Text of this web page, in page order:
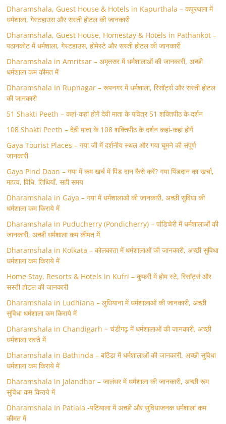
Dharamshala, Guest House & Hotels in Kapurthala – कपूरथला में
धर्मशाला, गेस्टहाउस और सस्ती होटल की जानकारी
Dharamshala, Guest House, Homestay & Hotels in Pathankot –
पठानकोट में धर्मशाला, गेस्टहाउस, होमेस्टे और सस्ती होटल की जानकारी
Dharamshala in Amritsar – अमृतसर में धर्मशालाओं की जानकारी, अच्छी
धर्मशाला कम कीमत में
Dharamshala In Rupnagar – रूपनगर में धर्मशाला, रिसॉर्ट्स और सस्ती होटल
की जानकारी
51 Shakti Peeth – कहां-कहां होगें देवी माता के पवित्र 51 शक्तिपीठ के दर्शन
108 Shakti Peeth – देवी माता के 108 शक्तिपीठ के दर्शन कहां-कहां होगें
Gaya Tourist Places – गया जी में दर्शनीय स्थल और गया घूमने की संपूर्ण
जानकारी
Gaya Pind Daan – गया में कम खर्च में पिंड दान कैसे करें? गया पिंडदान का खर्चा,
महत्व, विधि, तिथियाँ, सही समय
Dharamshala in Gaya – गया में धर्मशालाओं की जानकारी, अच्छी सुविधा की
धर्मशाला कम किराये में
Dharamshala in Puducherry (Pondicherry) – पांडिचेरी में धर्मशालाओं की
जानकारी, अच्छी धर्मशाला कम कीमत में
Dharamshala in Kolkata – कोलकाता में धर्मशालाओं की जानकारी, अच्छी सुविधा
धर्मशाला कम किराये में
Home Stay, Resorts & Hotels in Kufri – कुफरी में होम स्‍टे, रिसॉर्ट्स और
सस्ती होटल की जानकारी
Dharamshala in Ludhiana – लुधियाना में धर्मशालाओं की जानकारी, अच्छी
सुविधा धर्मशाला कम किराये में
Dharamshala in Chandigarh – चंडीगढ़ में धर्मशालाओं की जानकारी, अच्छी
धर्मशाला सस्ते में
Dharamshala in Bathinda – बठिंडा में धर्मशालाओं की जानकारी, अच्छी सुविधा
धर्मशाला कम किराये में
Dharamshala in Jalandhar – जालंधर में धर्मशाला की जानकारी, अच्छी रूम
सुविधा कम किराये में
Dharamshala In Patiala -पटियाला में अच्छी और सुविधाजनक धर्मशाला कम
कीमत में